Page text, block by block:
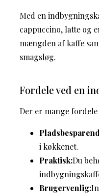
Med en
cappuccino, latte og
mængden af kaffe
smagsløg.
Fordele ved en
Der er mange
i køkkenet.
Praktisk:Du
Brugervenlig: